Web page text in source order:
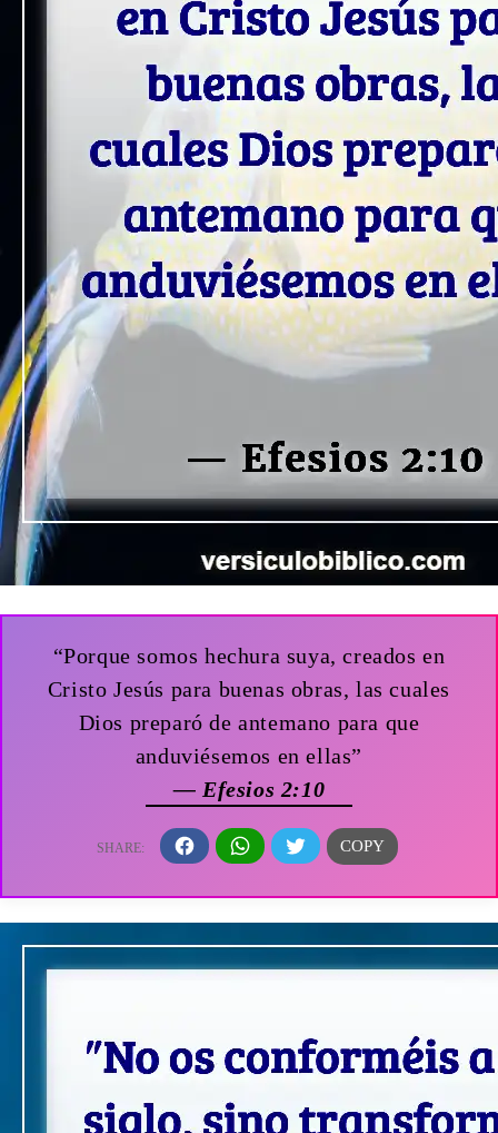
“Porque somos hechura suya, creados en
Cristo Jesús para buenas obras, las cuales
Dios preparó de antemano para que
anduviésemos en ellas”
— Efesios 2:10